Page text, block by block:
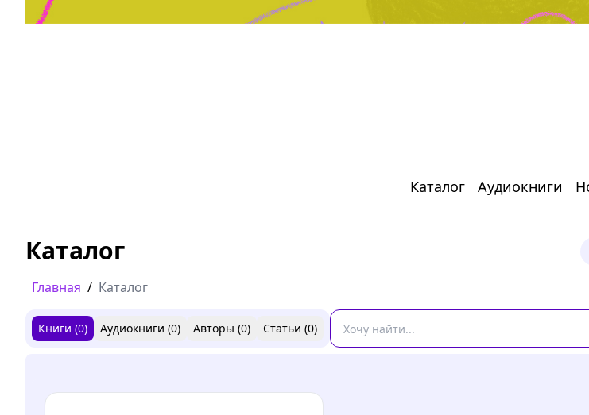
Каталог Аудиокниги
Каталог
Главная / Каталог
Книги (0) Аудиокниги (0) Авторы (0) Статьи (0)